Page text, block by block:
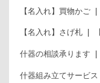
【名入れ】買物かご
【名入れ】さげ札
什器の相談承ります
什器組み立てサービス